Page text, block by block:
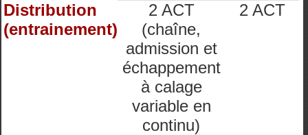
Distribution
(entrainement)
2 ACT
(chaîne,
admission et
échappement
à calage
variable en
continu)
2 ACT